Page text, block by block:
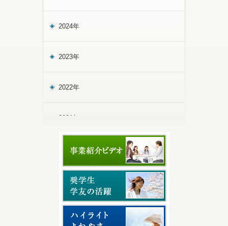
2024年
2023年
2022年
2021年
2020年
2019年